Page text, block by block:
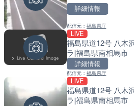
詳細情報
配信元：福島県庁
LIVE
福島県道12号 八木
ラ|福島県南相馬市
詳細情報
配信元：福島県庁
LIVE
福島県道12号 八木
ラ|福島県南相馬市